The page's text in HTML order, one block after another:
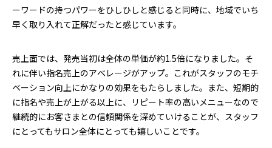
ーワードの持つパワーをひしひしと感じると同時に、地域でいち
早く取り入れて正解だったと感じています。
売上面では、発売当初は全体の単価が約1.5倍になりました。そ
れに伴い指名売上のアベレージがアップ。これがスタッフのモチ
ベーション向上にかなりの効果をもたらしました。また、短期的
に指名や売上が上がる以上に、リピート率の高いメニューなので
継続的にお客さまとの信頼関係を深めていけることが、スタッフ
にとってもサロン全体にとっても嬉しいことです。